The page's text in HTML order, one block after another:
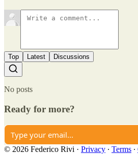
Top Latest Discussions
No posts
Ready for more?
© 2026 Federico Rivi · Privacy ∙ Terms ∙